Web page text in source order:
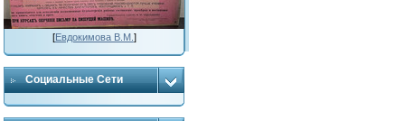
[Евдокимова В.М. ]
Социальные Сети